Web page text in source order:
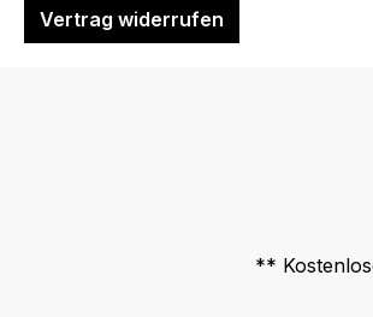
Vertrag widerrufen
**